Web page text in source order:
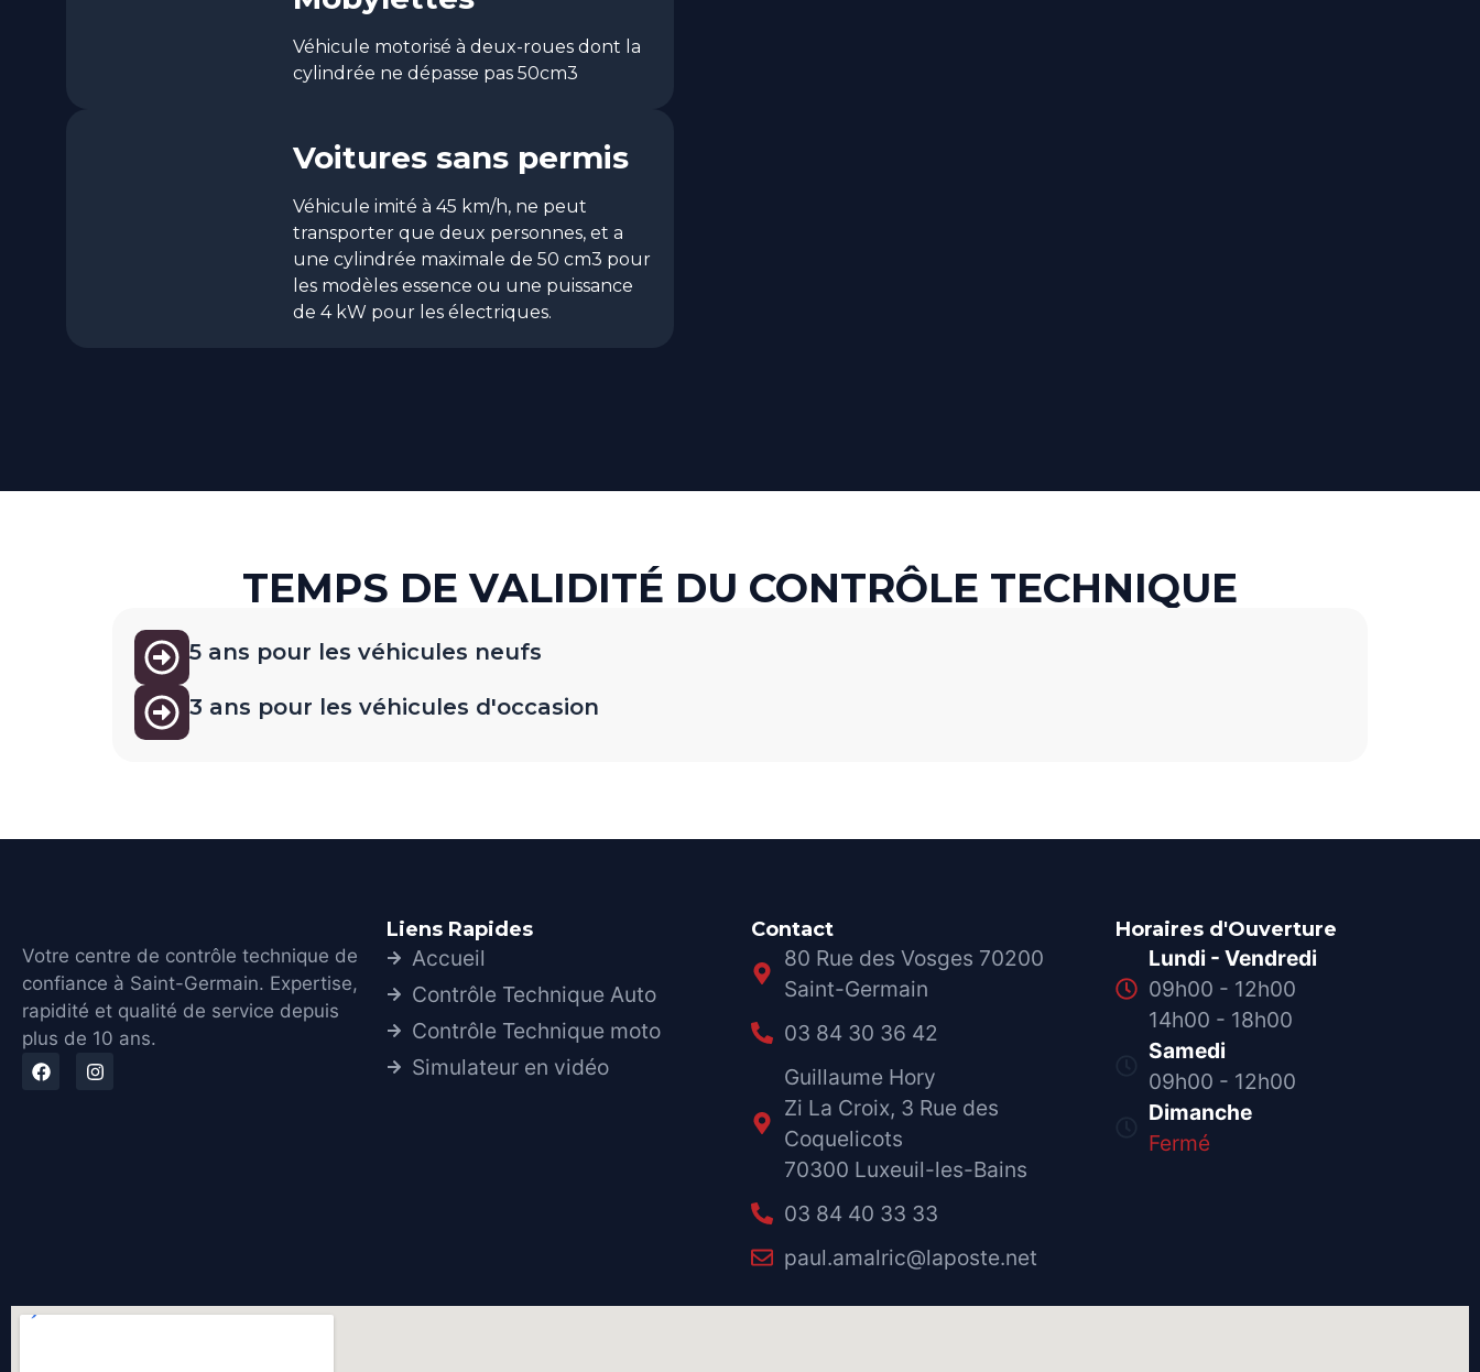
Véhicule motorisé à deux-roues dont la
cylindrée ne dépasse pas 50cm3
Voitures sans permis
Véhicule imité à 45 km/h, ne peut
transporter que deux personnes, et a
une cylindrée maximale de 50 cm3 pour
les modèles essence ou une puissance
de 4 kW pour les électriques.
TEMPS DE VALIDITÉ DU CONTRÔLE TECHNIQUE
5 ans pour les véhicules neufs
3 ans pour les véhicules d'occasion
Votre centre de contrôle technique de
confiance à Saint-Germain. Expertise,
rapidité et qualité de service depuis
plus de 10 ans.
Liens Rapides
Accueil
Contrôle Technique Auto
Contrôle Technique moto
Simulateur en vidéo
Contact
80 Rue des Vosges 70200
Saint-Germain
03 84 30 36 42
Guillaume Hory
Zi La Croix, 3 Rue des
Coquelicots
70300 Luxeuil-les-Bains
03 84 40 33 33
paul.amalric@laposte.net
Horaires d'Ouverture
Lundi - Vendredi
09h00 - 12h00
14h00 - 18h00
Samedi
09h00 - 12h00
Dimanche
Fermé